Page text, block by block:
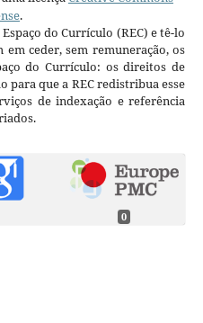
.
do Currículo (REC) e tê-lo
ceder, sem remuneração, os
do Currículo: os direitos de
para que a REC redistribua esse
de indexação e referência
0